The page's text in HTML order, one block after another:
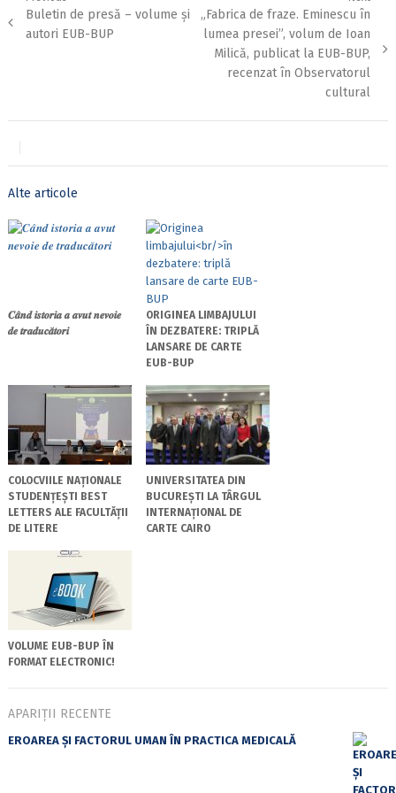
în
articole
Previous
post:
Buletin de presă – volume și
autori EUB-BUP
Next
post:
„Fabrica de fraze. Eminescu în
lumea presei”, volum de Ioan
Milică, publicat la EUB-BUP,
recenzat în Observatorul
cultural
Alte articole
𝑪𝒂̂𝒏𝒅 𝒊𝒔𝒕𝒐𝒓𝒊𝒂 𝒂 𝒂𝒗𝒖𝒕 𝒏𝒆𝒗𝒐𝒊𝒆
𝒅𝒆 𝒕𝒓𝒂𝒅𝒖𝒄𝒂̆𝒕𝒐𝒓𝒊
ORIGINEA LIMBAJULUI
ÎN DEZBATERE: TRIPLĂ
LANSARE DE CARTE
EUB-BUP
COLOCVIILE NAȚIONALE
STUDENȚEȘTI BEST
LETTERS ALE FACULTĂȚII
DE LITERE
UNIVERSITATEA DIN
BUCUREȘTI LA TÂRGUL
INTERNAȚIONAL DE
CARTE CAIRO
VOLUME EUB-BUP ÎN
FORMAT ELECTRONIC!
APARIȚII RECENTE
EROAREA ȘI FACTORUL UMAN ÎN PRACTICA MEDICALĂ